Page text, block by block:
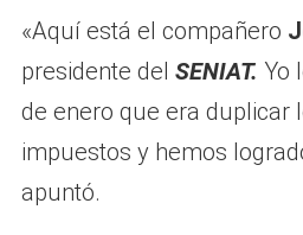
«Aquí está el compañero
presidente del SENIAT. Yo
de enero que era duplicar
impuestos y hemos
apuntó.